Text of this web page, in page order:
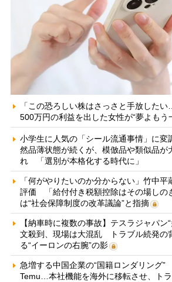
「この恐ろしい株はさっさと手放した
500万円の利益を出した女性が“夢よもう
小学生に人気の「シール流通事情」に
然品薄状態が続くが、模倣品や類似品が
れ 「選別が本格化する時代に」
「何がやりたいのか分からない」竹中
評価 「給付付き税額控除はその場しの
は“社会保障制度の改革議論”と指摘
【納車時に複数の事故】テスラジャパン
文殺到、現場は大混乱 トラブル続発の
る“イーロンの右腕”の影
急増する中国企業の“国籍ロンダリング”
Temu…本社機能を海外に移転させ、ト